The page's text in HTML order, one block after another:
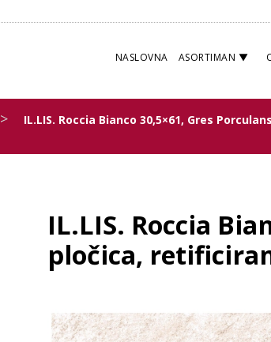
NASLOVNA ASORTIMAN
>
IL.LIS. Roccia Bianco 30,5×61, Gres
IL.LIS. Roccia
pločica,